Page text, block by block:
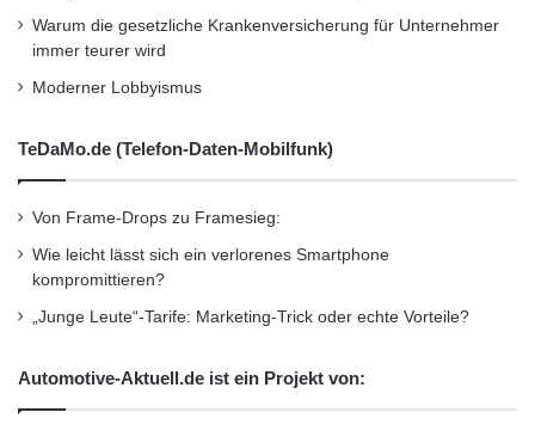
Warum die gesetzliche Krankenversicherung für Unternehmer
immer teurer wird
Moderner Lobbyismus
TeDaMo.de (Telefon-Daten-Mobilfunk)
Von Frame-Drops zu Framesieg:
Wie leicht lässt sich ein verlorenes Smartphone
kompromittieren?
„Junge Leute“-Tarife: Marketing-Trick oder echte Vorteile?
Automotive-Aktuell.de ist ein Projekt von: